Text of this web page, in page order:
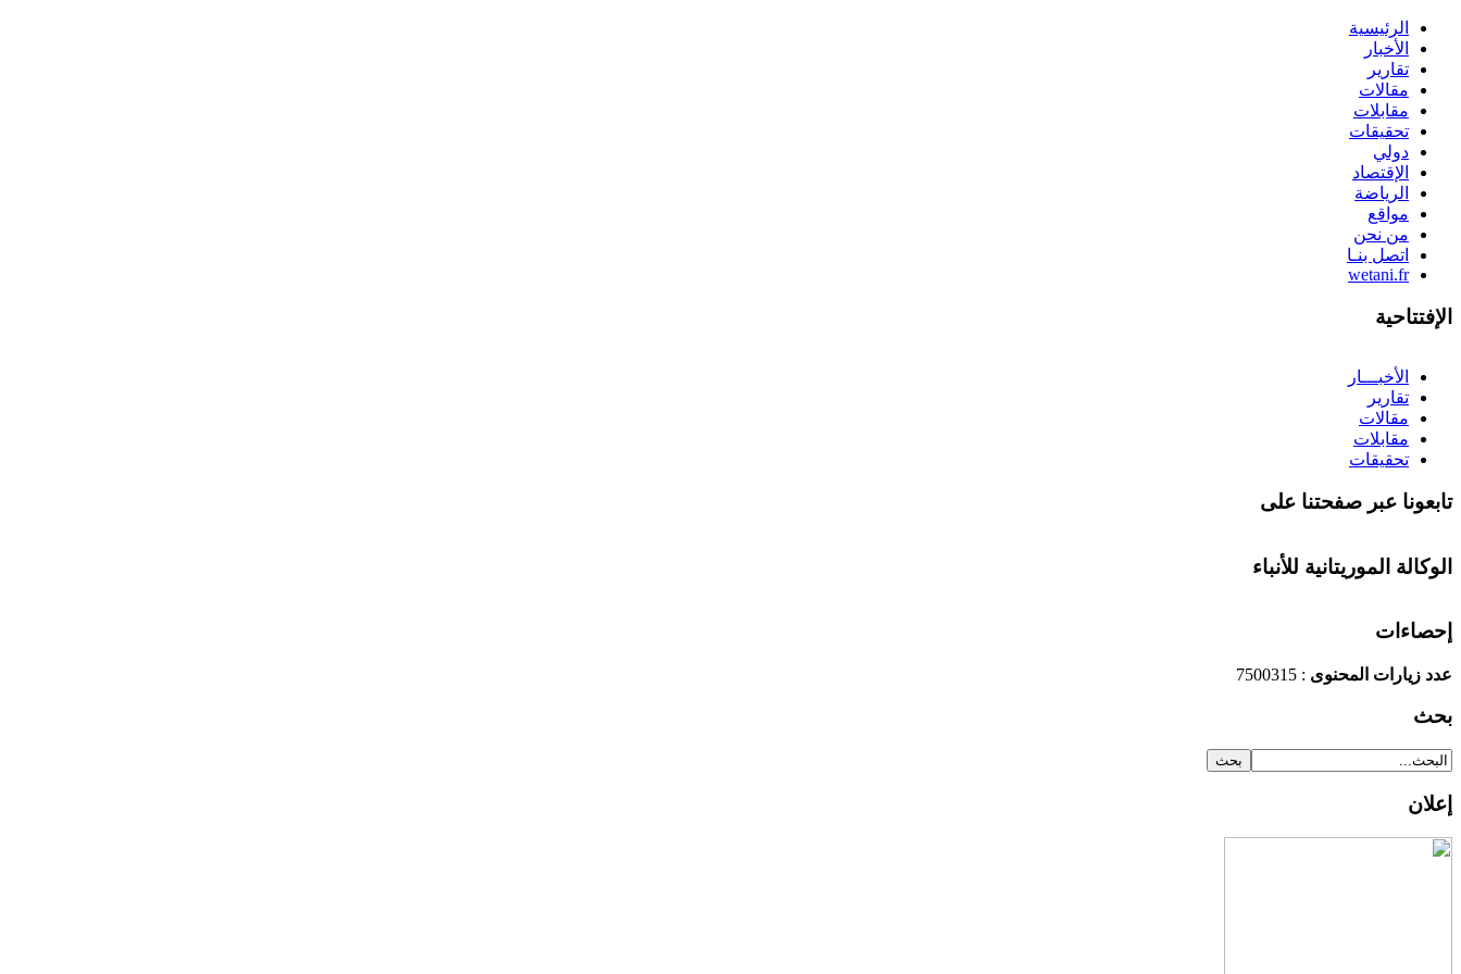
الرئيسية
الأخبار
تقارير
مقالات
مقابلات
تحقيقات
دولي
الإقتصاد
الرياضة
مواقع
من نحن
اتصل بنـا
wetani.fr
الإفتتاحية
الأخبـــار
تقارير
مقالات
مقابلات
تحقيقات
تابعونا عبر صفحتنا على
الوكالة الموريتانية للأنباء
إحصاءات
عدد زيارات المحنوى : 7500315
بحث
إعلان